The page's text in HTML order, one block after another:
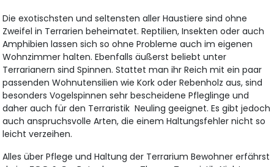
Die exotischsten und seltensten aller Haustiere sind ohne
Zweifel in Terrarien beheimatet. Reptilien, Insekten oder auch
Amphibien lassen sich so ohne Probleme auch im eigenen
Wohnzimmer halten. Ebenfalls äußerst beliebt unter
Terrarianern sind Spinnen. Stattet man ihr Reich mit ein paar
passenden Wohnutensilien wie Kork oder Rebenholz aus, sind
besonders Vogelspinnen sehr bescheidene Pfleglinge und
daher auch für den Terraristik Neuling geeignet. Es gibt jedoch
auch anspruchsvolle Arten, die einem Haltungsfehler nicht so
leicht verzeihen.
Alles über Pflege und Haltung der Terrarium Bewohner erfährst